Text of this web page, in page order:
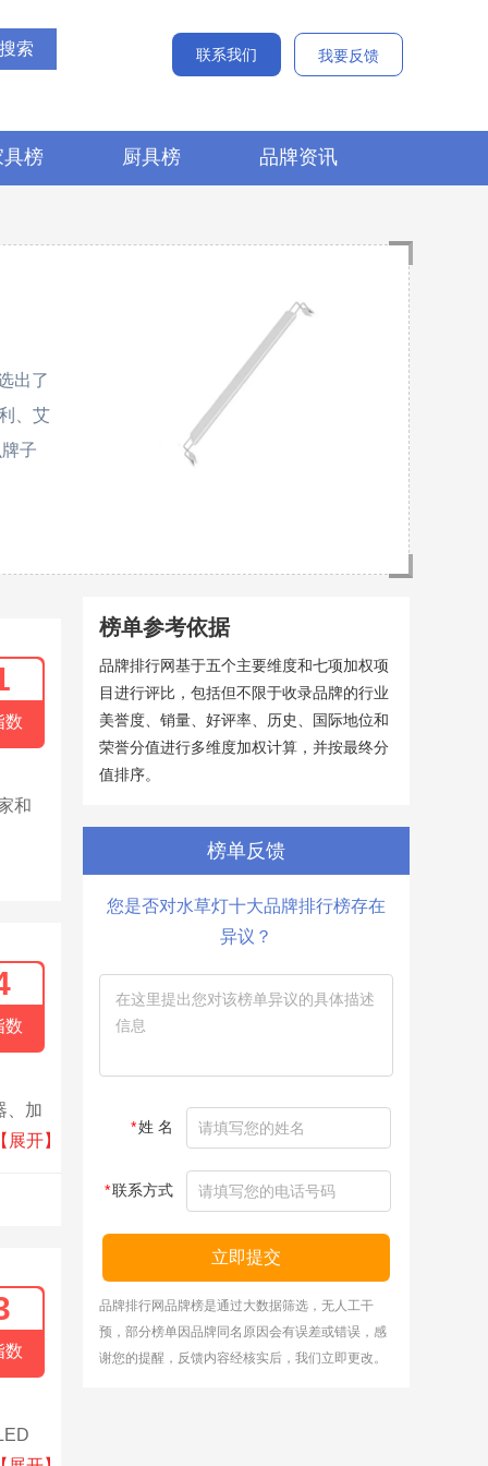
联系我们 我要反馈
具榜 厨具榜 品牌资讯
出了
、艾
子
数
和
数
、加
新
展开】
数
榜单参考依据
品牌排行网基于五个主要维度和七项加权项
目进行评比，包括但不限于收录品牌的行业
美誉度、销量、好评率、历史、国际地位和
荣誉分值进行多维度加权计算，并按最终分
值排序。
榜单反馈
您是否对水草灯十大品牌排行榜存在
异议？
*姓 名
*联系方式
立即提交
品牌排行网品牌榜是通过大数据筛选，无人工干
预，部分榜单因品牌同名原因会有误差或错误，感
谢您的提醒，反馈内容经核实后，我们立即更改。